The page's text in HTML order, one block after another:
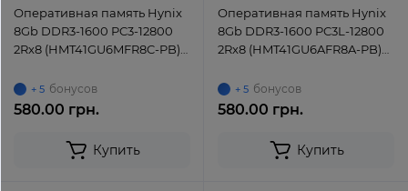
Оперативная память Hynix
8Gb DDR3-1600 PC3-12800
2Rx8 (HMT41GU6MFR8C-PB)
+ 5 бонусов
580.00 грн.
Купить
Оперативная память Hynix
8Gb DDR3-1600 PC3L-12800
2Rx8 (HMT41GU6AFR8A-PB)
+ 5 бонусов
580.00 грн.
Купить